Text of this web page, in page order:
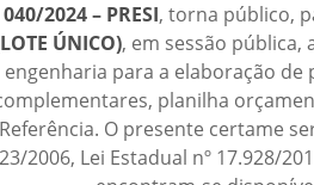
040/2024 – PRESI, torna público,
ÚNICO), em sessão pública,
engenharia para a elaboração
planilha
Referência. O presente certame
2006, Lei Estadual nº 17.928/